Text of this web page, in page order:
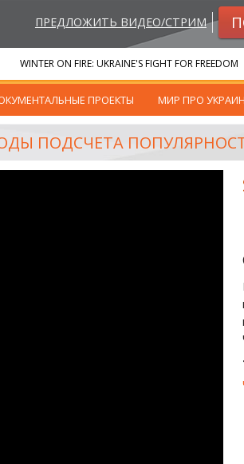
ПРЕДЛОЖИТЬ ВИДЕО/СТРИМ
ПРОЕКТЫ МИР ПРО
WINTER ON FIRE: UKRAINE'S FIGHT FOR FREEDOM
ПОДСЧЕТА